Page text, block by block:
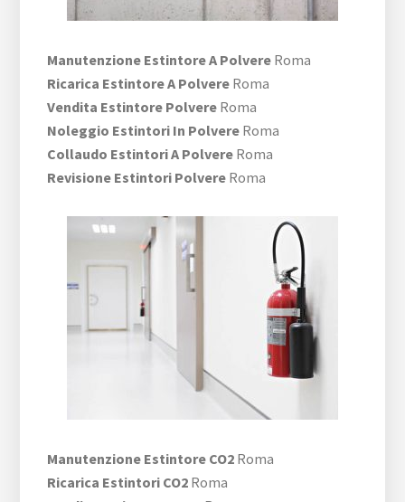
Manutenzione Estintore A Polvere Roma
Ricarica Estintore A Polvere Roma
Vendita Estintore Polvere Roma
Noleggio Estintori In Polvere Roma
Collaudo Estintori A Polvere Roma
Revisione Estintori Polvere Roma
Manutenzione Estintore CO2 Roma
Ricarica Estintori CO2 Roma